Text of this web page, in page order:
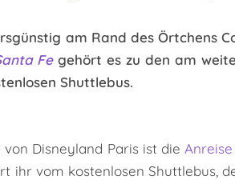
am Rand des Örtchens
Fegehört es zu den am
Shuttlebus.
Disneyland Paris ist die
ihr vom kostenlosen Shuttlebus,